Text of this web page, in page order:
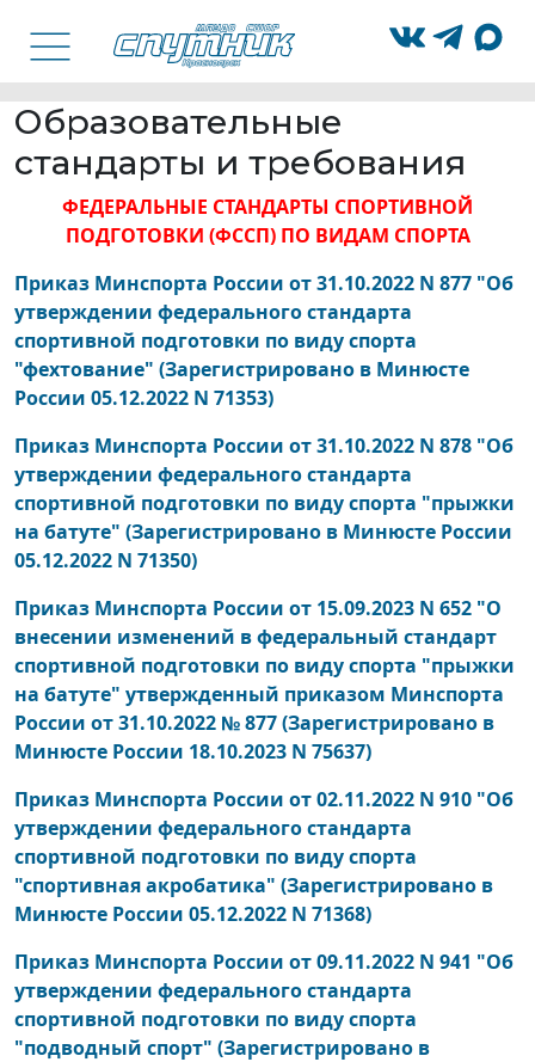
Образовательные
стандарты и требования
ФЕДЕРАЛЬНЫЕ СТАНДАРТЫ СПОРТИВНОЙ
ПОДГОТОВКИ (ФССП) ПО ВИДАМ СПОРТА
Приказ Минспорта России от 31.10.2022 N 877 "Об
утверждении федерального стандарта
спортивной подготовки по виду спорта
"фехтование" (Зарегистрировано в Минюсте
России 05.12.2022 N 71353)
Приказ Минспорта России от 31.10.2022 N 878 "Об
утверждении федерального стандарта
спортивной подготовки по виду спорта "прыжки
на батуте" (Зарегистрировано в Минюсте России
05.12.2022 N 71350)
Приказ Минспорта России от 15.09.2023 N 652 "О
внесении изменений в федеральный стандарт
спортивной подготовки по виду спорта "прыжки
на батуте" утвержденный приказом Минспорта
России от 31.10.2022 № 877 (Зарегистрировано в
Минюсте России 18.10.2023 N 75637)
Приказ Минспорта России от 02.11.2022 N 910 "Об
утверждении федерального стандарта
спортивной подготовки по виду спорта
"спортивная акробатика" (Зарегистрировано в
Минюсте России 05.12.2022 N 71368)
Приказ Минспорта России от 09.11.2022 N 941 "Об
утверждении федерального стандарта
спортивной подготовки по виду спорта
"подводный спорт" (Зарегистрировано в